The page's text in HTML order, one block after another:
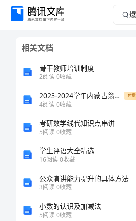
爆
相关文档
骨干教师培训制度
2阅读 0收藏
2023-2024学年内蒙古翁牛特旗乌丹第一中学北师大版物理九年级第十一章简单电路专题测试A卷（详解版） 付费
4阅读 0收藏
考研数学线代知识点串讲
5阅读 0收藏
学生评语大全精选
16阅读 0收藏
公众演讲能力提升的具体方法
3阅读 0收藏
小数的认识及加减法
5阅读 0收藏